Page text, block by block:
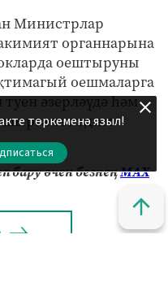
Министрлар
органнарына
оештыруны
оешмаларга
әзерләүдә һәм
тәкъдим
бару өчен безнеңМАХ
төркеменә языл!